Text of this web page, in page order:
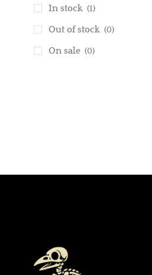
In stock (1)
Out of stock (0)
On sale (0)
CONTACT NOW